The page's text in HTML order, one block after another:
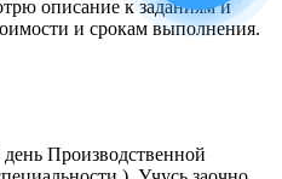
описание к заданиям и
и срокам выполнения.
Производственной